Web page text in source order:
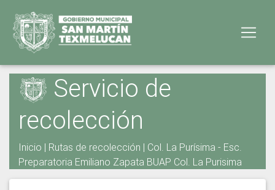
Servicio de
recolección
Inicio | Rutas de recolección | Col. La Purísima - Esc.
Preparatoria Emiliano Zapata BUAP Col. La Purisima